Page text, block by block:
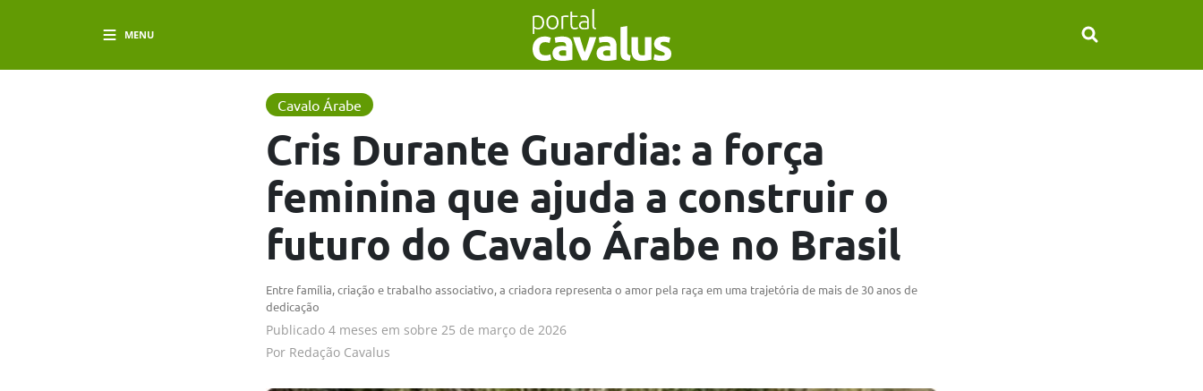
MENU
Cavalo Árabe
Cris Durante Guardia: a força
feminina que ajuda a construir o
futuro do Cavalo Árabe no Brasil
Entre família, criação e trabalho associativo, a criadora representa o amor pela raça em uma trajetória de mais de 30 anos de
dedicação
Publicado 4 meses em sobre 25 de março de 2026
Por Redação Cavalus